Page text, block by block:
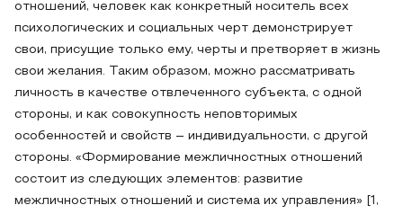
отношений, человек как конкретный носитель всех
психологических и социальных черт демонстрирует
свои, присущие только ему, черты и претворяет в жизнь
свои желания. Таким образом, можно рассматривать
личность в качестве отвлеченного субъекта, с одной
стороны, и как совокупность неповторимых
особенностей и свойств – индивидуальности, с другой
стороны. «Формирование межличностных отношений
состоит из следующих элементов: развитие
межличностных отношений и система их управления» [1,